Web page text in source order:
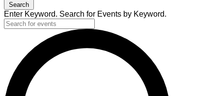
Search
Enter Keyword. Search for Events by Keyword.